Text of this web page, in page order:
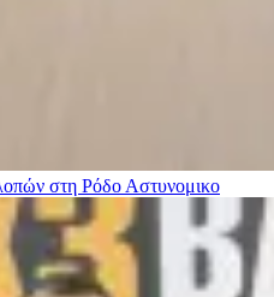
στη Ρόδο Αστυνομικο